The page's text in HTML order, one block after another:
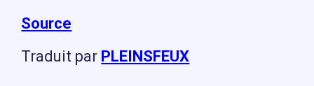
Source
Traduit par PLEINSFEUX